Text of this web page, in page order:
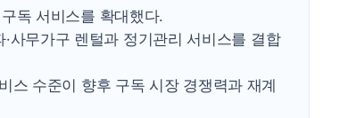
용산공원·그린벨트로 또 충돌…반복되는 국토부
[AI 부동산 투데이] 특공 전략도 '극과 극'…생애
독 서비스를 확대했다.
·사무가구 렌털과 정기관리 서비스를 결합
스 수준이 향후 구독 시장 경쟁력과 재계